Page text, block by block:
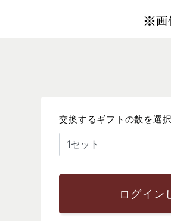
交換するギフトの数を選
ログイン